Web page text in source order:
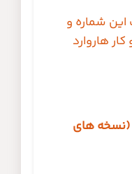
این شماره و
هاروارد
(نسخه های